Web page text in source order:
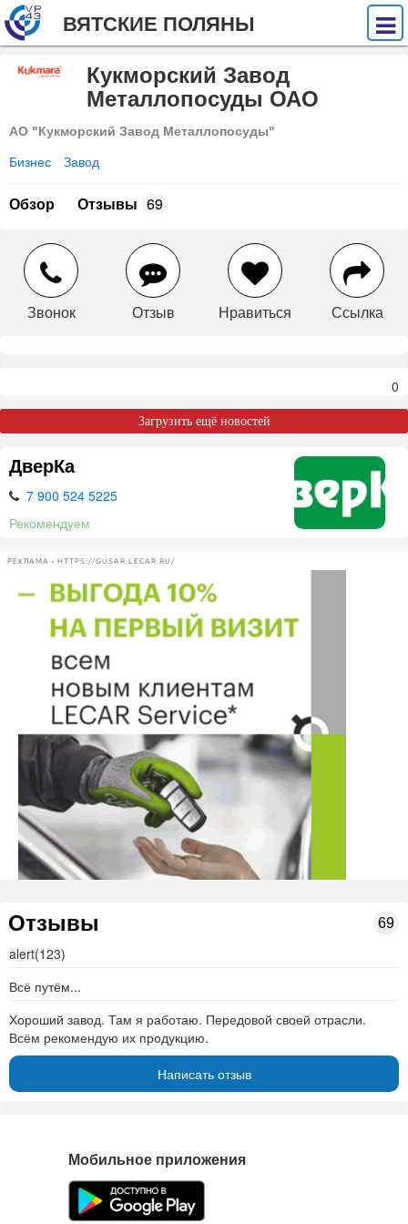
ВЯТСКИЕ ПОЛЯНЫ
Кукморский Завод
Металлопосуды ОАО
АО "Кукморский Завод Металлопосуды"
Бизнес Завод
Обзор Отзывы 69
Звонок Отзыв Нравиться Ссылка
0
Загрузить ещё новостей
ДверКа
7 900 524 5225
Рекомендуем
РЕКЛАМА • HTTPS://GUSAR.LECAR.RU/
Отзывы 69
alert(123)
Всё путём...
Хороший завод. Там я работаю. Передовой своей отрасли.
Всём рекомендую их продукцию.
Написать отзыв
Мобильное приложения